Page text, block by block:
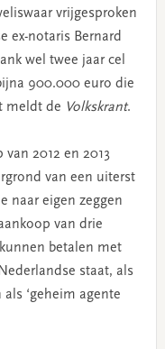
vrijgesproken
ex-notaris Bernard
wel twee jaar cel
900.000 euro die
meldt de Volkskrant.
2012 en 2013
van een uiterst
naar eigen zeggen
van drie
betalen met
staat, als
‘geheim agente